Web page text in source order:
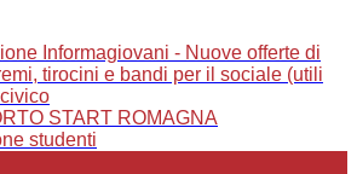
Informagiovani - Nuove offerte di
tirocini e bandi per il sociale (utili
START ROMAGNA
studenti